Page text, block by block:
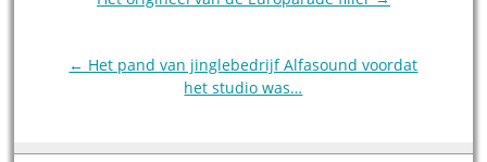
← Het pand van jinglebedrijf Alfasound voordat
het studio was…